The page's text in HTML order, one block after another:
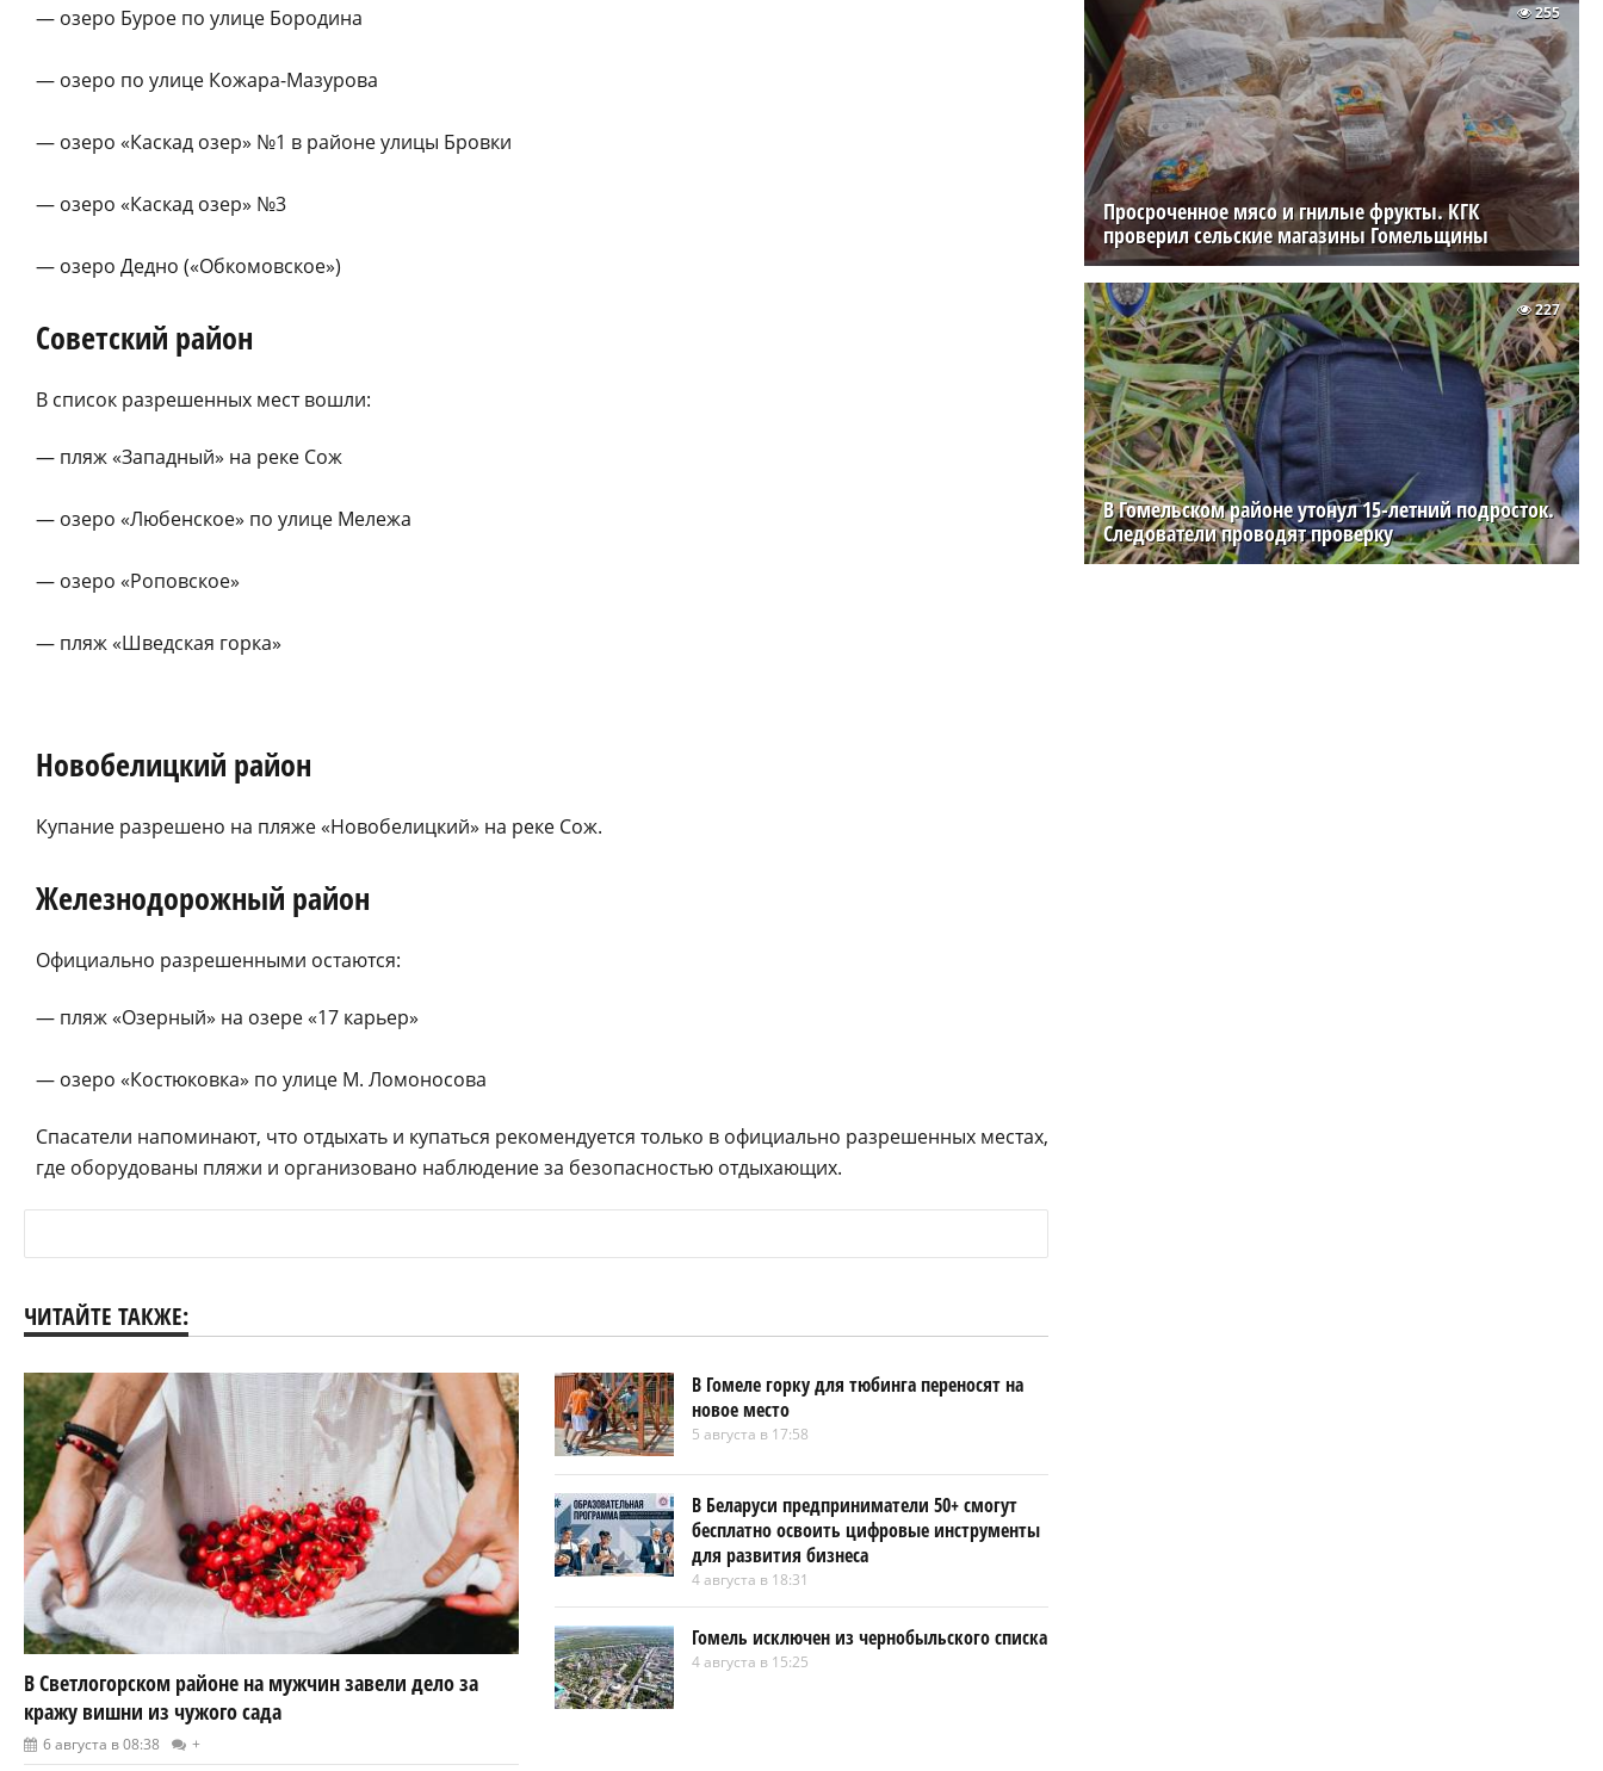
— озеро Бурое по улице Бородина
— озеро по улице Кожара-Мазурова
— озеро «Каскад озер» №1 в районе улицы Бровки
— озеро «Каскад озер» №3
— озеро Дедно («Обкомовское»)
Советский район
В список разрешенных мест вошли:
— пляж «Западный» на реке Сож
— озеро «Любенское» по улице Мележа
— озеро «Роповское»
— пляж «Шведская горка»
Новобелицкий район
Купание разрешено на пляже «Новобелицкий» на реке Сож.
Железнодорожный район
Официально разрешенными остаются:
— пляж «Озерный» на озере «17 карьер»
— озеро «Костюковка» по улице М. Ломоносова
Спасатели напоминают, что отдыхать и купаться рекомендуется только в официально разрешенных местах,
где оборудованы пляжи и организовано наблюдение за безопасностью отдыхающих.
ЧИТАЙТЕ ТАКЖЕ:
В Светлогорском районе на мужчин завели дело за
кражу вишни из чужого сада
6 августа в 08:38 +
В Гомеле горку для тюбинга переносят на
новое место
5 августа в 17:58
В Беларуси предприниматели 50+ смогут
бесплатно освоить цифровые инструменты
для развития бизнеса
4 августа в 18:31
Гомель исключен из чернобыльского списка
4 августа в 15:25
Просроченное мясо и гнилые фрукты. КГК
проверил сельские магазины Гомельщины
255
В Гомельском районе утонул 15-летний подросток.
Следователи проводят проверку
227